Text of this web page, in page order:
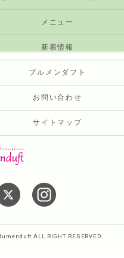
メニュー
新着情報
ブルメンダフト
お問い合わせ
サイトマップ
ALL RIGHT RESERVED.